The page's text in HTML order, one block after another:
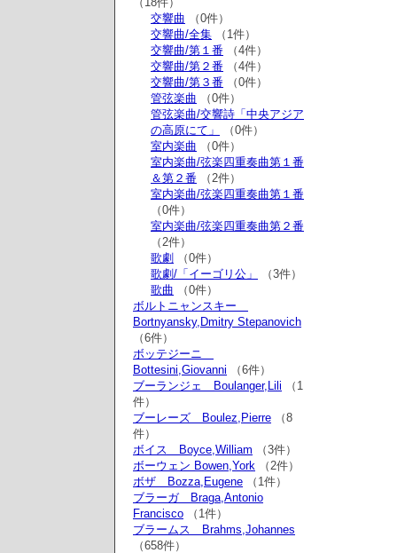
交響曲 （0件）
交響曲/全集 （1件）
交響曲/第１番 （4件）
交響曲/第２番 （4件）
交響曲/第３番 （0件）
管弦楽曲 （0件）
管弦楽曲/交響詩「中央アジア
の高原にて」
（0件）
室内楽曲 （0件）
室内楽曲/弦楽四重奏曲第１番
＆第２番 （2件）
室内楽曲/弦楽四重奏曲第１番
（0件）
室内楽曲/弦楽四重奏曲第２番
（2件）
歌劇
（0件）
歌劇/「イーゴリ公」
（3件）
歌曲 （0件）
ボルトニャンスキー
Bortnyansky,Dmitry Stepanovich
（6件）
ボッテジーニ
Bottesini,Giovanni （6件）
ブーランジェ Boulanger,Lili （1
件）
ブーレーズ Boulez,Pierre （8
件）
ボイス Boyce,William （3件）
ボーウェン Bowen,York （2件）
ボザ Bozza,Eugene （1件）
ブラーガ Braga,Antonio
Francisco （1件）
ブラームス Brahms,Johannes
（658件）